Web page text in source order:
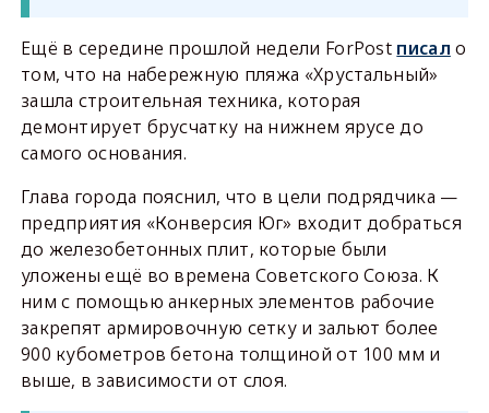
Ещё в середине прошлой недели ForPost писал о
том, что на набережную пляжа «Хрустальный»
зашла строительная техника, которая
демонтирует брусчатку на нижнем ярусе до
самого основания.
Глава города пояснил, что в цели подрядчика —
предприятия «Конверсия Юг» входит добраться
до железобетонных плит, которые были
уложены ещё во времена Советского Союза. К
ним с помощью анкерных элементов рабочие
закрепят армировочную сетку и зальют более
900 кубометров бетона толщиной от 100 мм и
выше, в зависимости от слоя.